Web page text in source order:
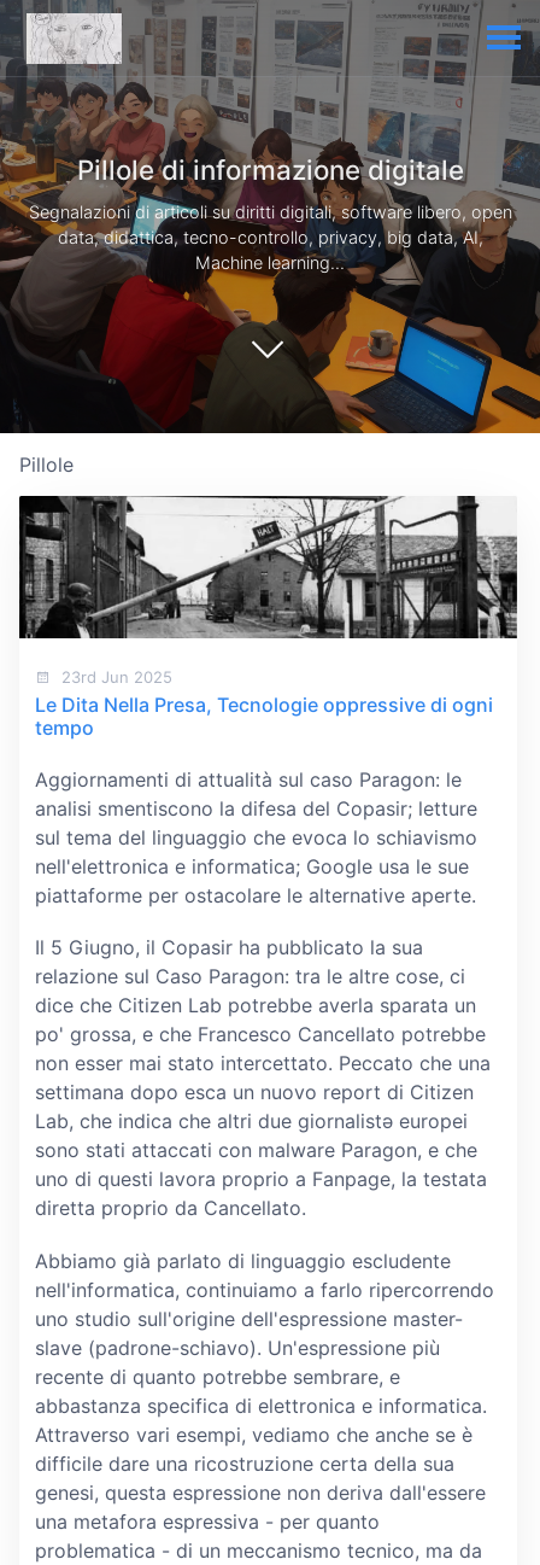
Pillole di informazione digitale
Segnalazioni di articoli su diritti digitali, software libero, open
data, didattica, tecno-controllo, privacy, big data, AI,
Machine learning...
Pillole
23rd Jun 2025
Le Dita Nella Presa, Tecnologie oppressive di ogni
tempo
Aggiornamenti di attualità sul caso Paragon: le
analisi smentiscono la difesa del Copasir; letture
sul tema del linguaggio che evoca lo schiavismo
nell'elettronica e informatica; Google usa le sue
piattaforme per ostacolare le alternative aperte.
Il 5 Giugno, il Copasir ha pubblicato la sua
relazione sul Caso Paragon: tra le altre cose, ci
dice che Citizen Lab potrebbe averla sparata un
po' grossa, e che Francesco Cancellato potrebbe
non esser mai stato intercettato. Peccato che una
settimana dopo esca un nuovo report di Citizen
Lab, che indica che altri due giornalistə europei
sono stati attaccati con malware Paragon, e che
uno di questi lavora proprio a Fanpage, la testata
diretta proprio da Cancellato.
Abbiamo già parlato di linguaggio escludente
nell'informatica, continuiamo a farlo ripercorrendo
uno studio sull'origine dell'espressione master-
slave (padrone-schiavo). Un'espressione più
recente di quanto potrebbe sembrare, e
abbastanza specifica di elettronica e informatica.
Attraverso vari esempi, vediamo che anche se è
difficile dare una ricostruzione certa della sua
genesi, questa espressione non deriva dall'essere
una metafora espressiva - per quanto
problematica - di un meccanismo tecnico, ma da